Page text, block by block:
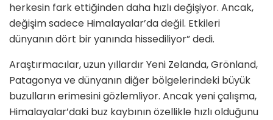
herkesin fark ettiğinden daha hızlı değişiyor. Ancak,
değişim sadece Himalayalar’da değil. Etkileri
dünyanın dört bir yanında hissediliyor” dedi.
Araştırmacılar, uzun yıllardır Yeni Zelanda, Grönland,
Patagonya ve dünyanın diğer bölgelerindeki büyük
buzulların erimesini gözlemliyor. Ancak yeni çalışma,
Himalayalar’daki buz kaybının özellikle hızlı olduğunu